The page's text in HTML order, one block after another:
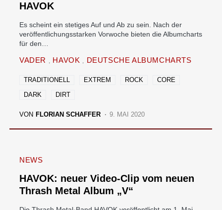
HAVOK
Es scheint ein stetiges Auf und Ab zu sein. Nach der
veröffentlichungsstarken Vorwoche bieten die Albumcharts
für den…
VADER HAVOK DEUTSCHE ALBUMCHARTS
TRADITIONELL EXTREM ROCK
CORE
DARK
DIRT
VON FLORIAN SCHAFFER 9. MAI 2020
NEWS
HAVOK: neuer Video-Clip vom neuen
Thrash Metal Album „V“